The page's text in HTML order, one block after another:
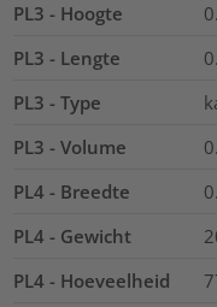
PL3 - Hoogte
PL3 - Lengte
PL3 - Type
PL3 - Volume
PL4 - Breedte
PL4 - Gewicht
PL4 - Hoeveelheid